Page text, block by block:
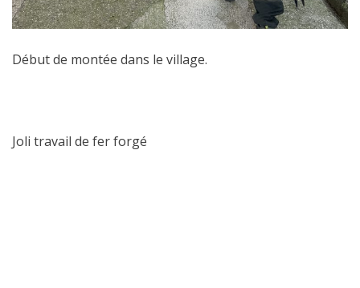
Début de montée dans le village.
Joli travail de fer forgé